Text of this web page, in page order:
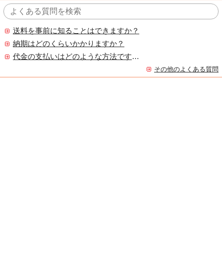
送料を事前に知ることはできますか？
納期はどのくらいかかりますか？
代金の支払いはどのような方法ですか？
その他のよくある質問